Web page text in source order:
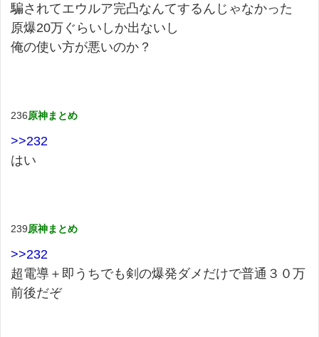
騙されてエウルア完凸なんてするんじゃなかった
原爆20万ぐらいしか出ないし
俺の使い方が悪いのか？
236原神まとめ
>>232
はい
239原神まとめ
>>232
超電導＋即うちでも剣の爆発ダメだけで普通３０万
前後だぞ